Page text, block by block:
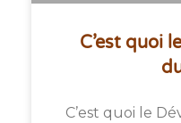
C’est quoi
C’est quoi le